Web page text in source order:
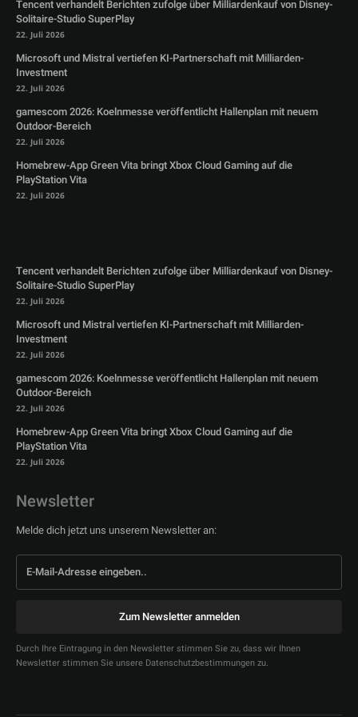
Tencent verhandelt Berichten zufolge über Milliardenkauf von Disney-
Solitaire-Studio SuperPlay
22. Juli 2026
Microsoft und Mistral vertiefen KI-Partnerschaft mit Milliarden-
Investment
22. Juli 2026
gamescom 2026: Koelnmesse veröffentlicht Hallenplan mit neuem
Outdoor-Bereich
22. Juli 2026
Homebrew-App Green Vita bringt Xbox Cloud Gaming auf die
PlayStation Vita
22. Juli 2026
Tencent verhandelt Berichten zufolge über Milliardenkauf von Disney-
Solitaire-Studio SuperPlay
22. Juli 2026
Microsoft und Mistral vertiefen KI-Partnerschaft mit Milliarden-
Investment
22. Juli 2026
gamescom 2026: Koelnmesse veröffentlicht Hallenplan mit neuem
Outdoor-Bereich
22. Juli 2026
Homebrew-App Green Vita bringt Xbox Cloud Gaming auf die
PlayStation Vita
22. Juli 2026
Newsletter
Melde dich jetzt uns unserem Newsletter an:
Zum Newsletter anmelden
Durch Ihre Eintragung in den Newsletter stimmen Sie zu, dass wir Ihnen
Newsletter stimmen Sie unsere Datenschutzbestimmungen zu.